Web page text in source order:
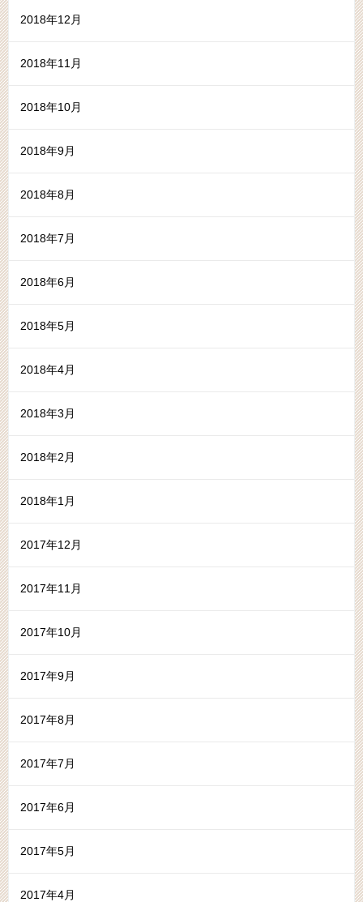
2018年12月
2018年11月
2018年10月
2018年9月
2018年8月
2018年7月
2018年6月
2018年5月
2018年4月
2018年3月
2018年2月
2018年1月
2017年12月
2017年11月
2017年10月
2017年9月
2017年8月
2017年7月
2017年6月
2017年5月
2017年4月